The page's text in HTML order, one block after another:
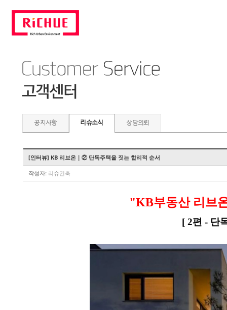
공지사항 리슈소식 상담의뢰
[인터뷰] KB 리브온｜② 단독주택을 짓는 합리적 순서
작성자: 리슈건축
"KB부동산 리브
[ 2편 - 단